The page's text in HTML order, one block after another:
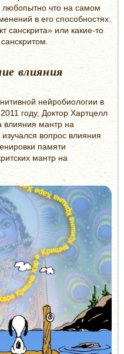
что на самом
в его способностях:
санскрита» или какие-то
влияния
нейробиологии в
году, Доктор Хартцелл
влияния мантр на
вопрос влияния
памяти
мантр на